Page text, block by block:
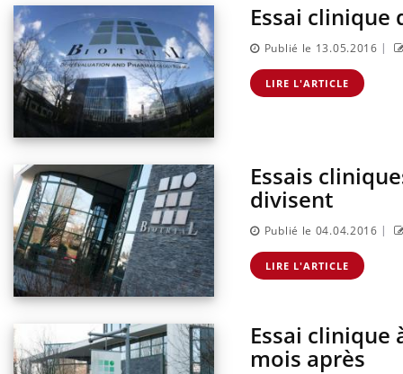
Essai clinique
Publié le 13.05.2016 |
LIRE L'ARTICLE
Essais
divisent
Publié le 04.04.2016 |
LIRE L'ARTICLE
Essai clinique
mois après
: une
aurait
au Pays
Cytomégalovirus : ce qui
change dans la prise en
charge des femmes
enceintes